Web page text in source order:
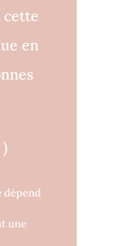
cette
en
)
dépend
une